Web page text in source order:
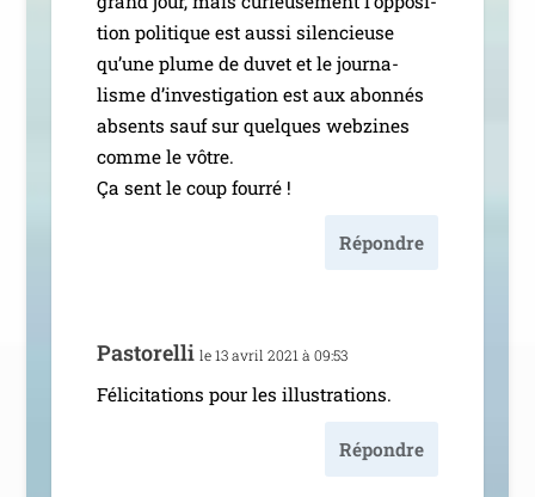
tion poli­tique est aus­si silen­cieuse
qu’une plume de duvet et le jour­na­
lisme d’in­ves­ti­ga­tion est aux abon­nés
absents sauf sur quelques web­zines
comme le vôtre.
Ça sent le coup fourré !
Répondre
Pastorelli le 13 avril 2021 à 09:53
Félicitations pour les illustrations.
Répondre